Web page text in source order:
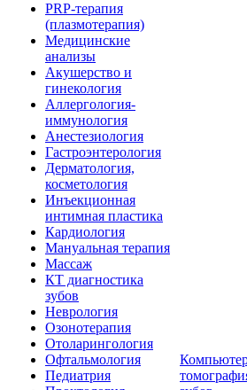
PRP-терапия
(плазмотерапия)
Медицинские
анализы
Акушерство и
гинекология
Аллергология-
иммунология
Анестезиология
Гастроэнтерология
Дерматология,
косметология
Инъекционная
интимная пластика
Кардиология
Мануальная терапия
Массаж
КТ диагностика
зубов
Неврология
Озонотерапия
Отоларингология
Офтальмология
Педиатрия